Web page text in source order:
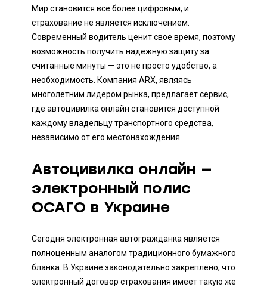
Мир становится все более цифровым, и
страхование не является исключением.
Современный водитель ценит свое время, поэтому
возможность получить надежную защиту за
считанные минуты — это не просто удобство, а
необходимость. Компания ARX, являясь
многолетним лидером рынка, предлагает сервис,
где автоцивилка онлайн становится доступной
каждому владельцу транспортного средства,
независимо от его местонахождения.
Автоцивилка онлайн —
электронный полис
ОСАГО в Украине
Сегодня электронная автогражданка является
полноценным аналогом традиционного бумажного
бланка. В Украине законодательно закреплено, что
электронный договор страхования имеет такую же